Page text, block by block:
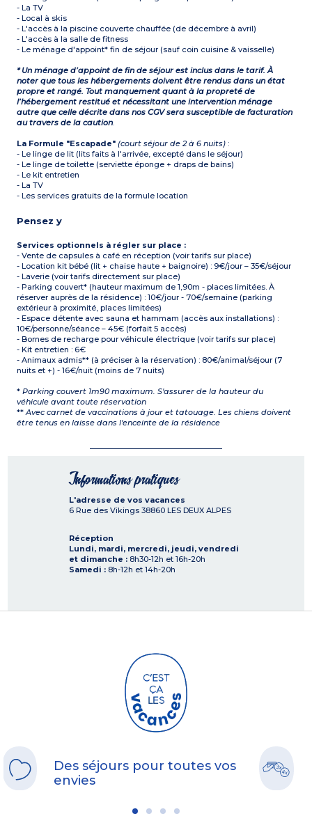
- La TV
- Local à skis
- L'accès à la piscine couverte chauffée (de décembre à avril)
- L'accès à la salle de fitness
- Le ménage d'appoint* fin de séjour (sauf coin cuisine & vaisselle)
* Un ménage d’appoint de fin de séjour est inclus dans le tarif. À
noter que tous les hébergements doivent être rendus dans un état
propre et rangé. Tout manquement quant à la propreté de
l’hébergement restitué et nécessitant une intervention ménage
autre que celle décrite dans nos CGV sera susceptible de facturation
au travers de la caution.
La Formule "Escapade"(court séjour de 2 à 6 nuits) :
- Le linge de lit (lits faits à l'arrivée, excepté dans le séjour)
- Le linge de toilette (serviette éponge + draps de bains)
- Le kit entretien
- La TV
- Les services gratuits de la formule location
Pensez y
Services optionnels à régler sur place :
- Vente de capsules à café en réception (voir tarifs sur place)
- Location kit bébé (lit + chaise haute + baignoire) : 9€/jour – 35€/séjour
- Laverie (voir tarifs directement sur place)
- Parking couvert* (hauteur maximum de 1,90m - places limitées. À
réserver auprès de la résidence) : 10€/jour - 70€/semaine (parking
extérieur à proximité, places limitées)
- Espace détente avec sauna et hammam (accès aux installations) :
10€/personne/séance – 45€ (forfait 5 accès)
- Bornes de recharge pour véhicule électrique (voir tarifs sur place)
- Kit entretien : 6€
- Animaux admis** (à préciser à la réservation) : 80€/animal/séjour (7
nuits et +) - 16€/nuit (moins de 7 nuits)
*Parking couvert 1m90 maximum. S'assurer de la hauteur du
véhicule avant toute réservation
**Avec carnet de vaccinations à jour et tatouage. Les chiens doivent
être tenus en laisse dans l'enceinte de la résidence
Informations pratiques
L'adresse de vos vacances
6 Rue des Vikings 38860 LES DEUX ALPES
Réception
Lundi, mardi, mercredi, jeudi, vendredi
et dimanche : 8h30-12h et 16h-20h
Samedi : 8h-12h et 14h-20h
Des séjours pour toutes vos
envies